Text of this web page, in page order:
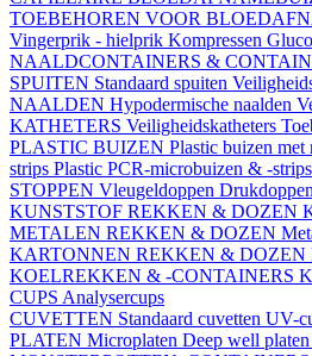
TOEBEHOREN VOOR
Vingerprik - hielprik Kompressen
NAALDCONTAINERS &
SPUITEN Standaard spuiten
NAALDEN Hypodermische naalden
KATHETERS Veiligheidskatheters
PLASTIC BUIZEN Plastic buizen met
strips Plastic PCR-microbuizen & -strips
STOPPEN Vleugeldoppen Drukdoppen
KUNSTSTOF REKKEN & DOZEN
METALEN REKKEN & DOZEN
KARTONNEN REKKEN & DOZEN
KOELREKKEN & -CONTAINERS
CUPS Analysercups
CUVETTEN Standaard cuvetten UV-
PLATEN Microplaten Deep well platen